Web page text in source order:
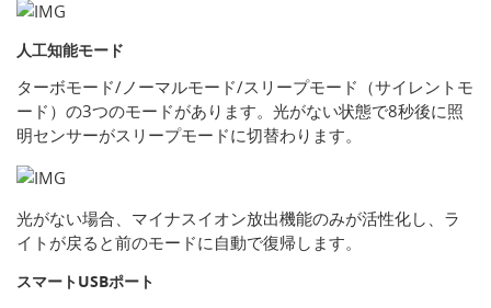
人工知能モード
ターボモード/ノーマルモード/スリープモード（サイレントモ
ード）の3つのモードがあります。光がない状態で8秒後に照
明センサーがスリープモードに切替わります。
光がない場合、マイナスイオン放出機能のみが活性化し、ラ
イトが戻ると前のモードに自動で復帰します。
スマートUSBポート